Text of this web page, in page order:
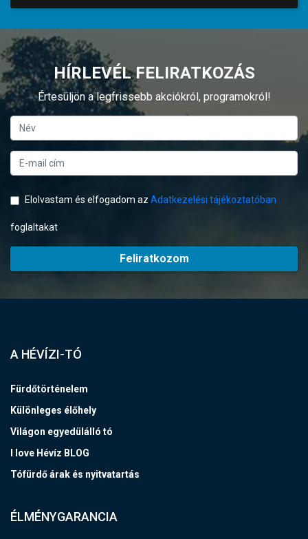
HÍRLEVÉL FELIRATKOZÁS
Értesüljön a legfrissebb akciókról, programokról!
Elolvastam és elfogadom az Adatkezelési tájékoztatóban
foglaltakat
Feliratkozom
A HÉVÍZI-TÓ
Fürdőtörténelem
Különleges élőhely
Világon egyedülálló tó
I love Hévíz BLOG
Tófürdő árak és nyitvatartás
ÉLMÉNYGARANCIA